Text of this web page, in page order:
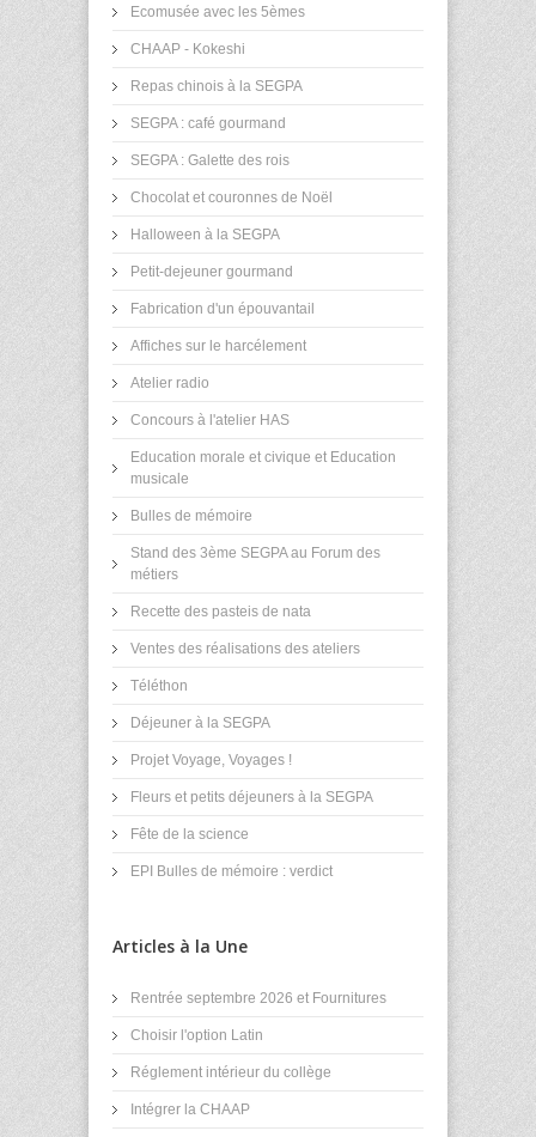
Ecomusée avec les 5èmes
CHAAP - Kokeshi
Repas chinois à la SEGPA
SEGPA : café gourmand
SEGPA : Galette des rois
Chocolat et couronnes de Noël
Halloween à la SEGPA
Petit-dejeuner gourmand
Fabrication d'un épouvantail
Affiches sur le harcélement
Atelier radio
Concours à l'atelier HAS
Education morale et civique et Education
musicale
Bulles de mémoire
Stand des 3ème SEGPA au Forum des
métiers
Recette des pasteis de nata
Ventes des réalisations des ateliers
Téléthon
Déjeuner à la SEGPA
Projet Voyage, Voyages !
Fleurs et petits déjeuners à la SEGPA
Fête de la science
EPI Bulles de mémoire : verdict
Articles à la Une
Rentrée septembre 2026 et Fournitures
Choisir l'option Latin
Réglement intérieur du collège
Intégrer la CHAAP